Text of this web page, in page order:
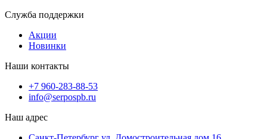
Служба поддержки
Акции
Новинки
Наши контакты
+7 960-283-88-53
info@serpospb.ru
Наш адрес